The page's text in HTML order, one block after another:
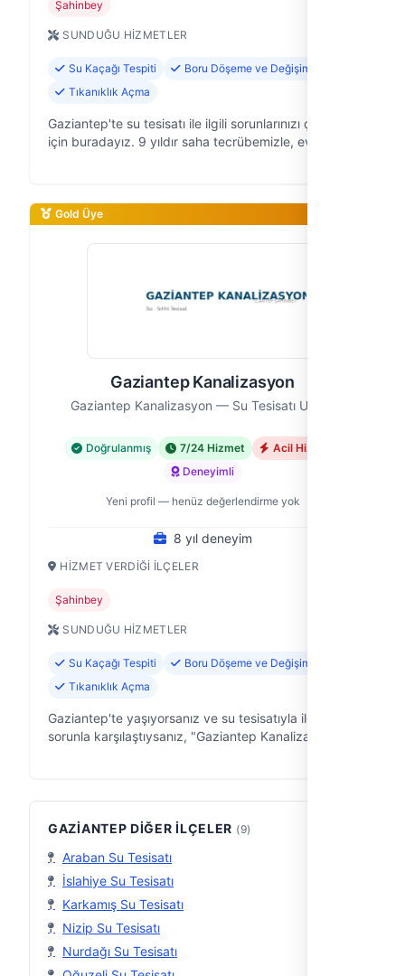
Şahinbey
SUNDUĞU HIZMETLER
Su Kaçağı Tespiti
Boru Döşeme ve Değişimi
Tıkanıklık Açma
Gaziantep'te su tesisatı ile ilgili sorunlarınızı çözmek
için buradayız. 9 yıldır saha tecrübemizle, ev ve iş
Gold Üye
Gaziantep Kanalizasyon
Gaziantep Kanalizasyon — Su Tesisatı Ustası
Doğrulanmış 7/24 Hizmet
Acil Hizmet
Deneyimli
Yeni profil — henüz değerlendirme yok
8 yıl deneyim
HIZMET VERDIĞI İLÇELER
Şahinbey
SUNDUĞU HIZMETLER
Su Kaçağı Tespiti
Boru Döşeme ve Değişimi
Tıkanıklık Açma
Gaziantep'te yaşıyorsanız ve su tesisatıyla ilgili bir
sorunla karşılaştıysanız, "Gaziantep Kanalizasyon"
GAZIANTEP DIĞER İLÇELER (9)
Araban Su Tesisatı
İslahiye Su Tesisatı
Karkamış Su Tesisatı
Nizip Su Tesisatı
Nurdağı Su Tesisatı